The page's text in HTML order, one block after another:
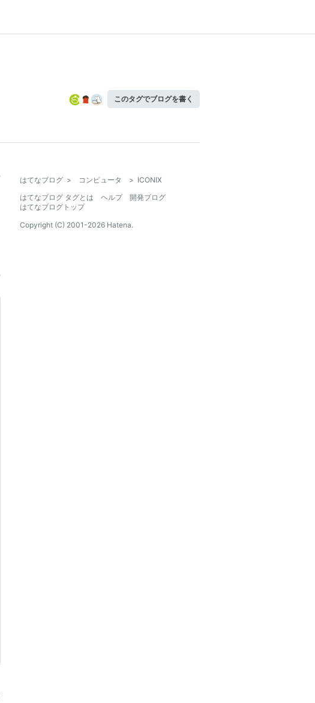
このタグでブログを書く
はてなブログ > コンピュータ > ICONIX
はてなブログ タグとは
ヘルプ
開発ブログ
はてなブログトップ
Copyright (C) 2001-2026 Hatena.